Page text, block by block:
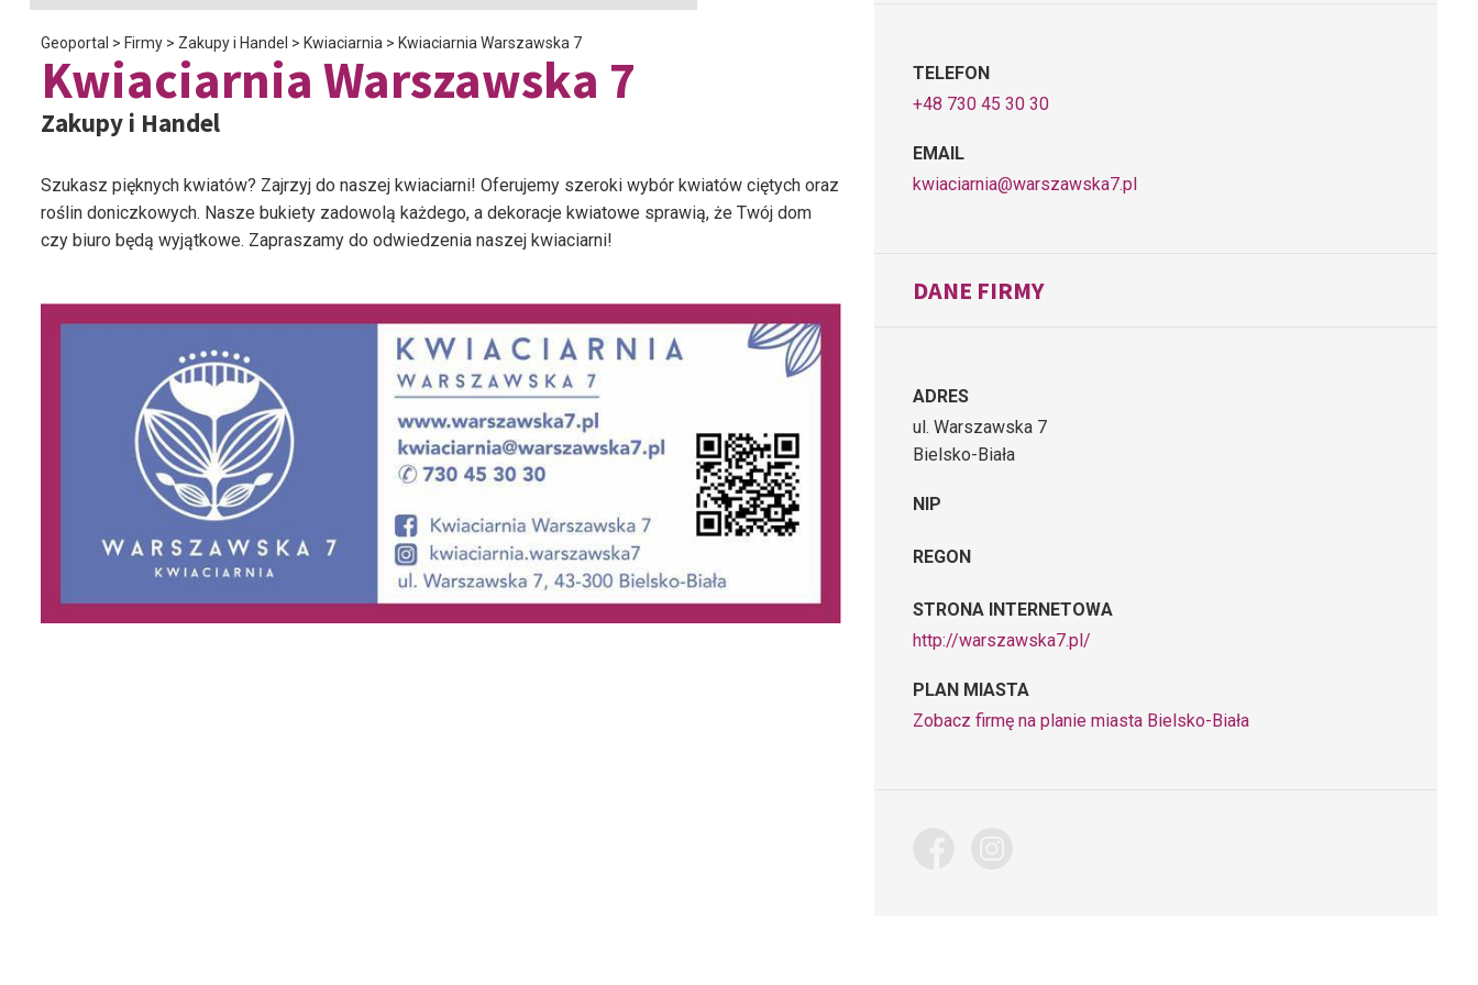
Geoportal > Firmy > Zakupy i Handel > Kwiaciarnia > Kwiaciarnia Warszawska 7
Kwiaciarnia Warszawska 7
Zakupy i Handel
Szukasz pięknych kwiatów? Zajrzyj do naszej kwiaciarni! Oferujemy szeroki wybór kwiatów ciętych oraz
roślin doniczkowych. Nasze bukiety zadowolą każdego, a dekoracje kwiatowe sprawią, że Twój dom
czy biuro będą wyjątkowe. Zapraszamy do odwiedzenia naszej kwiaciarni!
TELEFON
+48 730 45 30 30
EMAIL
kwiaciarnia@warszawska7.pl
DANE FIRMY
ADRES
ul. Warszawska 7
Bielsko-Biała
NIP
REGON
STRONA INTERNETOWA
http://warszawska7.pl/
PLAN MIASTA
Zobacz firmę na planie miasta Bielsko-Biała